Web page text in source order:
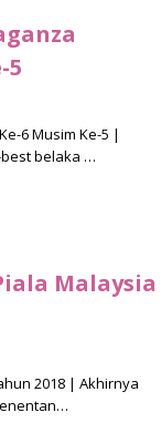
5
6 Musim Ke-5 |
belaka …
Malaysia
2018 | Akhirnya